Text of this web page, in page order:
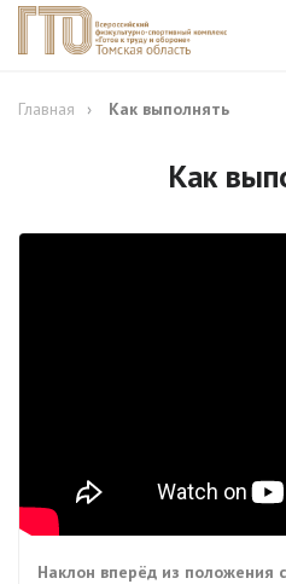
Главная Как выполнять
Как
Наклон вперёд из положения